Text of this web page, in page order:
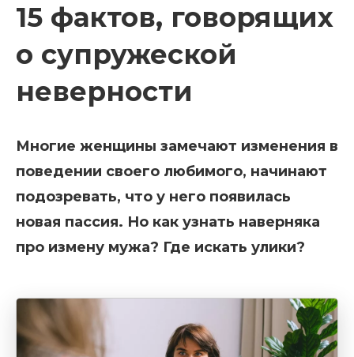
15 фактов, говорящих
о супружеской
неверности
Многие женщины замечают изменения в
поведении своего любимого, начинают
подозревать, что у него появилась
новая пассия. Но как узнать наверняка
про измену мужа? Где искать улики?